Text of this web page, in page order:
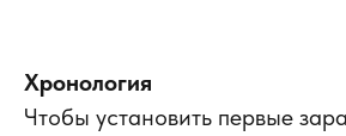
Хронология
Чтобы установить первые